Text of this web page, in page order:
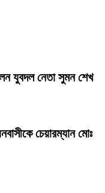
যুবদল নেতা সুমন শেখ
চেয়ারম্যান মোঃ